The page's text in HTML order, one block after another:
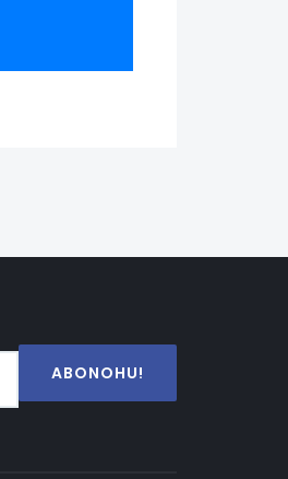
ABONOHU!